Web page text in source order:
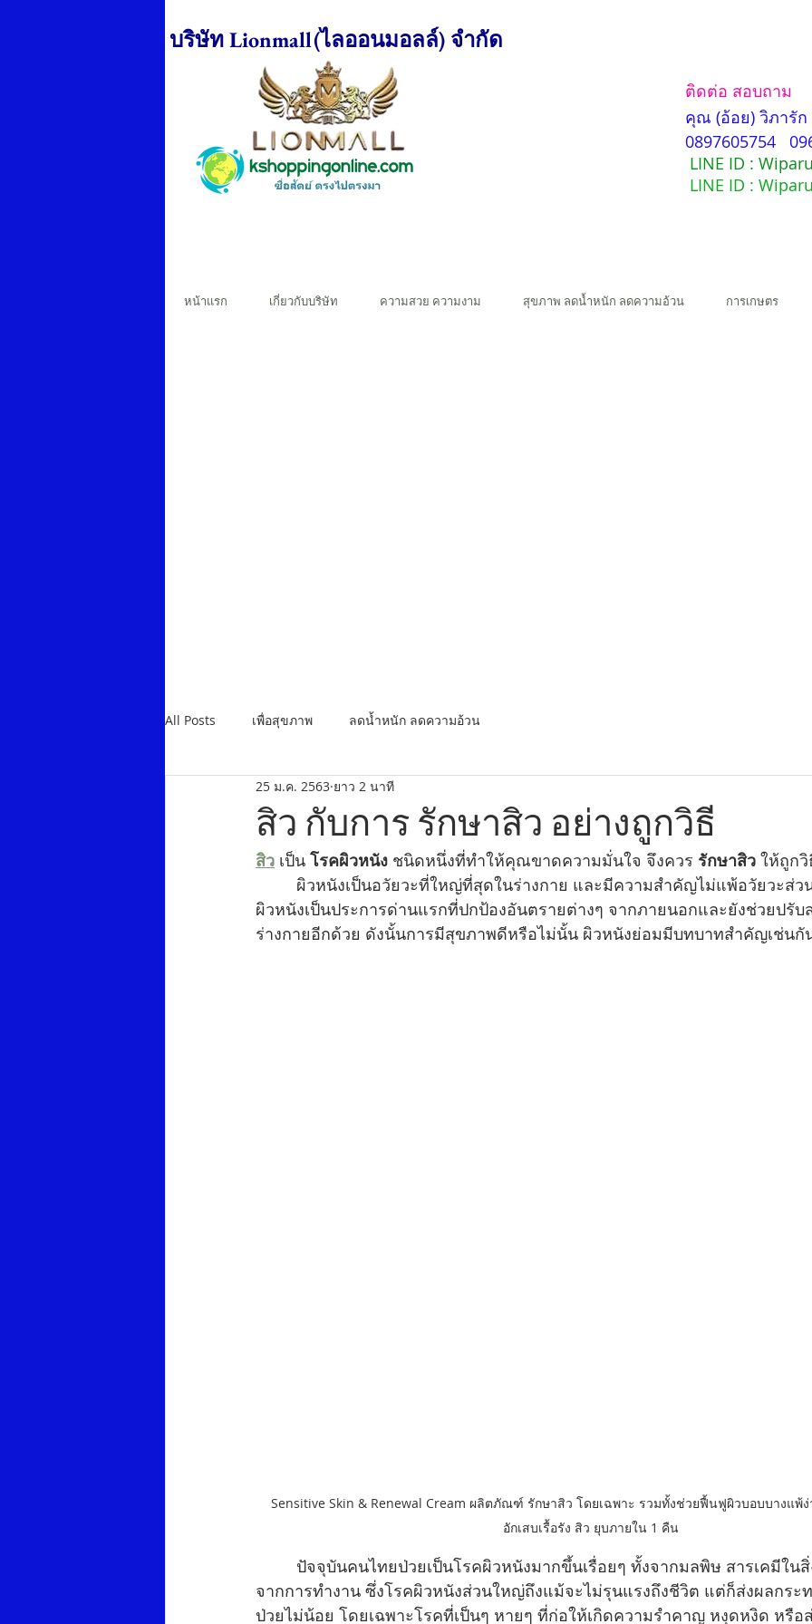
บริษัท Lionmall(ไลออนมอลล์) จำกัด
ติดต่อ สอบถาม
คุณ (อ้อย) วิภารั
0897605754
LINE ID :
LINE ID :
หน้าแรก เกี่ยวกับบริษัท ความสวย ความงาม สุขภาพ ลดน้ำหนัก ลดความอ้วน การเกษตร
All Posts เพื่อสุขภาพ ลดน้ำหนัก ลดความอ้วน
สิว กับการ รักษาสิว อย่างถูกวิธี
25 ม.ค. 2563 ยาว 2 นาที
สิว เป็น โรคผิวหนัง ชนิดหนึ่งที่ทำให้คุณขาดความมั่นใจ จึงควร รักษาสิว ให้ถูก
ผิวหนังเป็นอวัยวะที่ใหญ่ที่สุดในร่างกาย และมีความสำคัญไม่แพ้อวัยวะส่วน
ผิวหนังเป็นประการด่านแรกที่ปกป้องอันตรายต่างๆ จากภายนอกและยังช่วยปรั
ร่างกายอีกด้วย ดังนั้นการมีสุขภาพดีหรือไม่นั้น ผิวหนังย่อมมีบทบาทสำคัญเช่นกั
Sensitive Skin & Renewal Cream ผลิตภัณฑ์ รักษาสิว โดยเฉพาะ รวมทั้งช่วยฟื้นฟูผิวบอบบางแ
อักเสบเรื้อรัง สิว ยุบภายใน 1 คืน
ปัจจุบันคนไทยป่วยเป็นโรคผิวหนังมากขึ้นเรื่อยๆ ทั้งจากมลพิษ สารเคมีใน
จากการทำงาน ซึ่งโรคผิวหนังส่วนใหญ่ถึงแม้จะไม่รุนแรงถึงชีวิต แต่ก็ส่งผลกระ
ป่วยไม่น้อย โดยเฉพาะโรคที่เป็นๆ หายๆ ที่ก่อให้เกิดความรำคาญ หงุดหงิด หรือ